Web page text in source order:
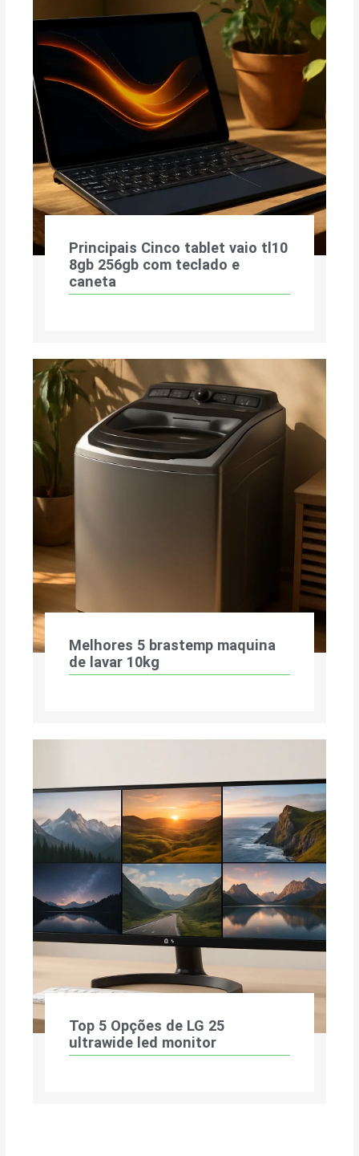
Principais Cinco tablet vaio tl10
8gb 256gb com teclado e
caneta
Melhores 5 brastemp maquina
de lavar 10kg
Top 5 Opções de LG 25
ultrawide led monitor